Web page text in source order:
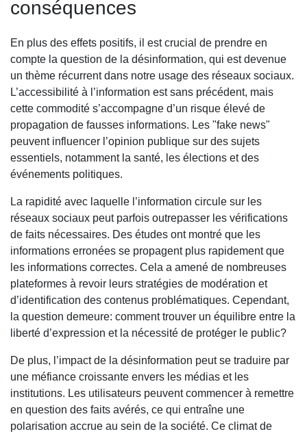
conséquences
En plus des effets positifs, il est crucial de prendre en
compte la question de la désinformation, qui est devenue
un thème récurrent dans notre usage des réseaux sociaux.
L’accessibilité à l’information est sans précédent, mais
cette commodité s’accompagne d’un risque élevé de
propagation de fausses informations. Les "fake news"
peuvent influencer l’opinion publique sur des sujets
essentiels, notamment la santé, les élections et des
événements politiques.
La rapidité avec laquelle l’information circule sur les
réseaux sociaux peut parfois outrepasser les vérifications
de faits nécessaires. Des études ont montré que les
informations erronées se propagent plus rapidement que
les informations correctes. Cela a amené de nombreuses
plateformes à revoir leurs stratégies de modération et
d’identification des contenus problématiques. Cependant,
la question demeure: comment trouver un équilibre entre la
liberté d’expression et la nécessité de protéger le public?
De plus, l’impact de la désinformation peut se traduire par
une méfiance croissante envers les médias et les
institutions. Les utilisateurs peuvent commencer à remettre
en question des faits avérés, ce qui entraîne une
polarisation accrue au sein de la société. Ce climat de